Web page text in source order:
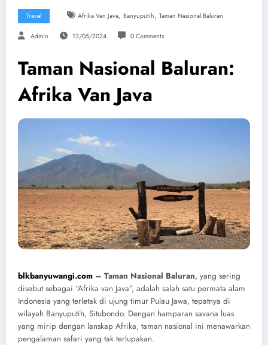
Travel Afrika Van Java, Banyuputih, Taman Nasional Baluran
Admin 12/05/2024 0 Comments
Taman Nasional Baluran:
Afrika Van Java
blkbanyuwangi.com – Taman Nasional Baluran, yang sering
disebut sebagai “Afrika van Java”, adalah salah satu permata alam
Indonesia yang terletak di ujung timur Pulau Jawa, tepatnya di
wilayah Banyuputih, Situbondo. Dengan hamparan savana luas
yang mirip dengan lanskap Afrika, taman nasional ini menawarkan
pengalaman safari yang tak terlupakan.